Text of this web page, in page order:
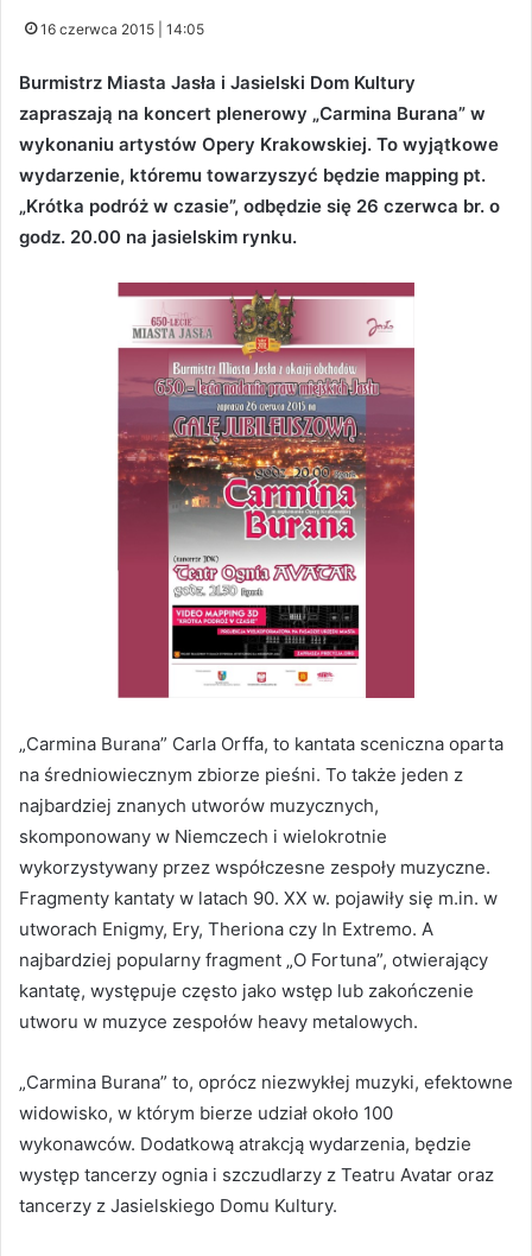
16 czerwca 2015 | 14:05
Burmistrz Miasta Jasła i Jasielski Dom Kultury
zapraszają na koncert plenerowy „Carmina Burana” w
wykonaniu artystów Opery Krakowskiej. To wyjątkowe
wydarzenie, któremu towarzyszyć będzie mapping pt.
„Krótka podróż w czasie”, odbędzie się 26 czerwca br. o
godz. 20.00 na jasielskim rynku.
„Carmina Burana” Carla Orffa, to kantata sceniczna oparta
na średniowiecznym zbiorze pieśni. To także jeden z
najbardziej znanych utworów muzycznych,
skomponowany w Niemczech i wielokrotnie
wykorzystywany przez współczesne zespoły muzyczne.
Fragmenty kantaty w latach 90. XX w. pojawiły się m.in. w
utworach Enigmy, Ery, Theriona czy In Extremo. A
najbardziej popularny fragment „O Fortuna”, otwierający
kantatę, występuje często jako wstęp lub zakończenie
utworu w muzyce zespołów heavy metalowych.
„Carmina Burana” to, oprócz niezwykłej muzyki, efektowne
widowisko, w którym bierze udział około 100
wykonawców. Dodatkową atrakcją wydarzenia, będzie
występ tancerzy ognia i szczudlarzy z Teatru Avatar oraz
tancerzy z Jasielskiego Domu Kultury.